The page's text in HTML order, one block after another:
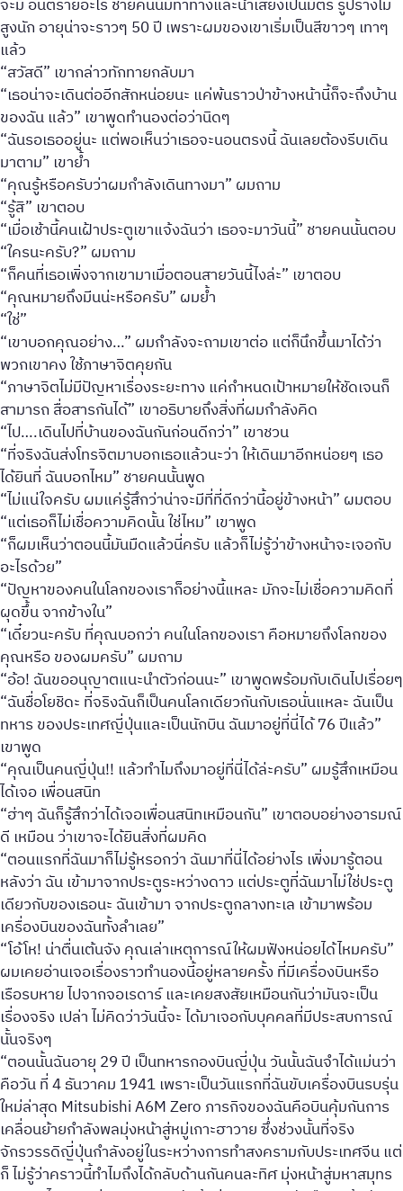
จะมี อันตรายอะไร ชายคนนี้มีท่าทางและน้ำเสียงเป็นมิตร รูปร่างไม่
สูงนัก อายุน่าจะราวๆ 50 ปี เพราะผมของเขาเริ่มเป็นสีขาวๆ เทาๆ
แล้ว
“สวัสดี” เขากล่าวทักทายกลับมา
“เธอน่าจะเดินต่ออีกสักหน่อยนะ แค่พ้นราวป่าข้างหน้านี้ก็จะถึงบ้าน
ของฉัน แล้ว” เขาพูดทำนองต่อว่านิดๆ
“ฉันรอเธออยู่นะ แต่พอเห็นว่าเธอจะนอนตรงนี้ ฉันเลยต้องรีบเดิน
มาตาม” เขาย้ำ
“คุณรู้หรือครับว่าผมกำลังเดินทางมา” ผมถาม
“รู้สิ” เขาตอบ
“เมื่อเช้านี้คนเฝ้าประตูเขาแจ้งฉันว่า เธอจะมาวันนี้” ชายคนนั้นตอบ
“ใครนะครับ?” ผมถาม
“ก็คนที่เธอเพิ่งจากเขามาเมื่อตอนสายวันนี้ไงล่ะ” เขาตอบ
“คุณหมายถึงมีนน่ะหรือครับ” ผมย้ำ
“ใช่”
“เขาบอกคุณอย่าง…” ผมกำลังจะถามเขาต่อ แต่ก็นึกขึ้นมาได้ว่า
พวกเขาคง ใช้ภาษาจิตคุยกัน
“ภาษาจิตไม่มีปัญหาเรื่องระยะทาง แค่กำหนดเป้าหมายให้ชัดเจนก็
สามารถ สื่อสารกันได้” เขาอธิบายถึงสิ่งที่ผมกำลังคิด
“ไป….เดินไปที่บ้านของฉันกันก่อนดีกว่า” เขาชวน
“ที่จริงฉันส่งโทรจิตมาบอกเธอแล้วนะว่า ให้เดินมาอีกหน่อยๆ เธอ
ได้ยินที่ ฉันบอกไหม” ชายคนนั้นพูด
“ไม่แน่ใจครับ ผมแค่รู้สึกว่าน่าจะมีที่ที่ดีกว่านี้อยู่ข้างหน้า” ผมตอบ
“แต่เธอก็ไม่เชื่อความคิดนั้น ใช่ไหม” เขาพูด
“ก็ผมเห็นว่าตอนนี้มันมืดแล้วนี่ครับ แล้วก็ไม่รู้ว่าข้างหน้าจะเจอกับ
อะไรด้วย”
“ปัญหาของคนในโลกของเราก็อย่างนี้แหละ มักจะไม่เชื่อความคิดที่
ผุดขึ้น จากข้างใน”
“เดี๋ยวนะครับ ที่คุณบอกว่า คนในโลกของเรา คือหมายถึงโลกของ
คุณหรือ ของผมครับ” ผมถาม
“อ้อ! ฉันขออนุญาตแนะนำตัวก่อนนะ” เขาพูดพร้อมกับเดินไปเรื่อยๆ
“ฉันชื่อโยชิดะ ที่จริงฉันก็เป็นคนโลกเดียวกันกับเธอนั่นแหละ ฉันเป็น
ทหาร ของประเทศญี่ปุ่นและเป็นนักบิน ฉันมาอยู่ที่นี่ได้ 76 ปีแล้ว”
เขาพูด
“คุณเป็นคนญี่ปุ่น!! แล้วทำไมถึงมาอยู่ที่นี่ได้ล่ะครับ” ผมรู้สึกเหมือน
ได้เจอ เพื่อนสนิท
“ฮ่าๆ ฉันก็รู้สึกว่าได้เจอเพื่อนสนิทเหมือนกัน” เขาตอบอย่างอารมณ์
ดี เหมือน ว่าเขาจะได้ยินสิ่งที่ผมคิด
“ตอนแรกที่ฉันมาก็ไม่รู้หรอกว่า ฉันมาที่นี่ได้อย่างไร เพิ่งมารู้ตอน
หลังว่า ฉัน เข้ามาจากประตูระหว่างดาว แต่ประตูที่ฉันมาไม่ใช่ประตู
เดียวกับของเธอนะ ฉันเข้ามา จากประตูกลางทะเล เข้ามาพร้อม
เครื่องบินของฉันทั้งลำเลย”
“โอ้โห! น่าตื่นเต้นจัง คุณเล่าเหตุการณ์ให้ผมฟังหน่อยได้ไหมครับ”
ผมเคยอ่านเจอเรื่องราวทำนองนี้อยู่หลายครั้ง ที่มีเครื่องบินหรือ
เรือรบหาย ไปจากจอเรดาร์ และเคยสงสัยเหมือนกันว่ามันจะเป็น
เรื่องจริง เปล่า ไม่คิดว่าวันนี้จะ ได้มาเจอกับบุคคลที่มีประสบการณ์
นั้นจริงๆ
“ตอนนั้นฉันอายุ 29 ปี เป็นทหารกองบินญี่ปุ่น วันนั้นฉันจำได้แม่นว่า
คือวัน ที่ 4 ธันวาคม 1941 เพราะเป็นวันแรกที่ฉันขับเครื่องบินรบรุ่น
ใหม่ล่าสุด Mitsubishi A6M Zero ภารกิจของฉันคือบินคุ้มกันการ
เคลื่อนย้ายกำลังพลมุ่งหน้าสู่หมู่เกาะฮาวาย ซึ่งช่วงนั้นที่จริง
จักรวรรดิญี่ปุ่นกำลังอยู่ในระหว่างการทำสงครามกับประเทศจีน แต่
ก็ ไม่รู้ว่าคราวนี้ทำไมถึงได้กลับด้านกันคนละทิศ มุ่งหน้าสู่มหาสมุทร